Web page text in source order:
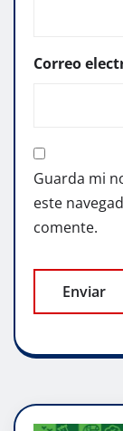
Correo
Guarda mi
este
comente.